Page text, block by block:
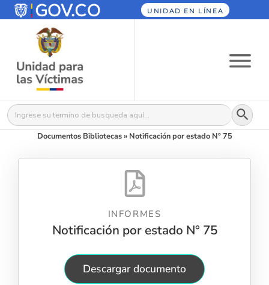
UNIDAD EN LÍNEA
Buscar: Botón
Documentos Bibliotecas» Notificación por estado N° 75
INFORMES
Notificación por estado N° 75
Descargar documento